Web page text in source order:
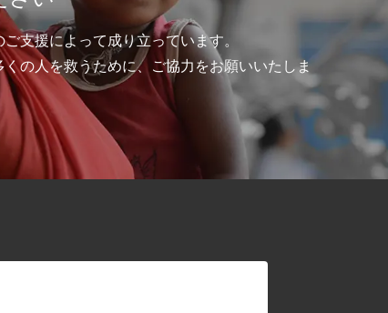
支援によって成り立っています。
の人を救うために、ご協力をお願いいたしま